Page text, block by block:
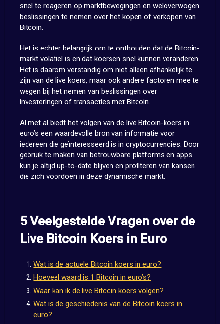
snel te reageren op marktbewegingen en weloverwogen
beslissingen te nemen over het kopen of verkopen van
Bitcoin.
Het is echter belangrijk om te onthouden dat de Bitcoin-
markt volatiel is en dat koersen snel kunnen veranderen.
Het is daarom verstandig om niet alleen afhankelijk te
zijn van de live koers, maar ook andere factoren mee te
wegen bij het nemen van beslissingen over
investeringen of transacties met Bitcoin.
Al met al biedt het volgen van de live Bitcoin-koers in
euro’s een waardevolle bron van informatie voor
iedereen die geïnteresseerd is in cryptocurrencies. Door
gebruik te maken van betrouwbare platforms en apps
kun je altijd up-to-date blijven en profiteren van kansen
die zich voordoen in deze dynamische markt.
5 Veelgestelde Vragen over de
Live Bitcoin Koers in Euro
Wat is de actuele Bitcoin koers in euro?
Hoeveel waard is 1 Bitcoin in euro’s?
Waar kan ik de live Bitcoin koers volgen?
Wat is de geschiedenis van de Bitcoin koers in
euro?